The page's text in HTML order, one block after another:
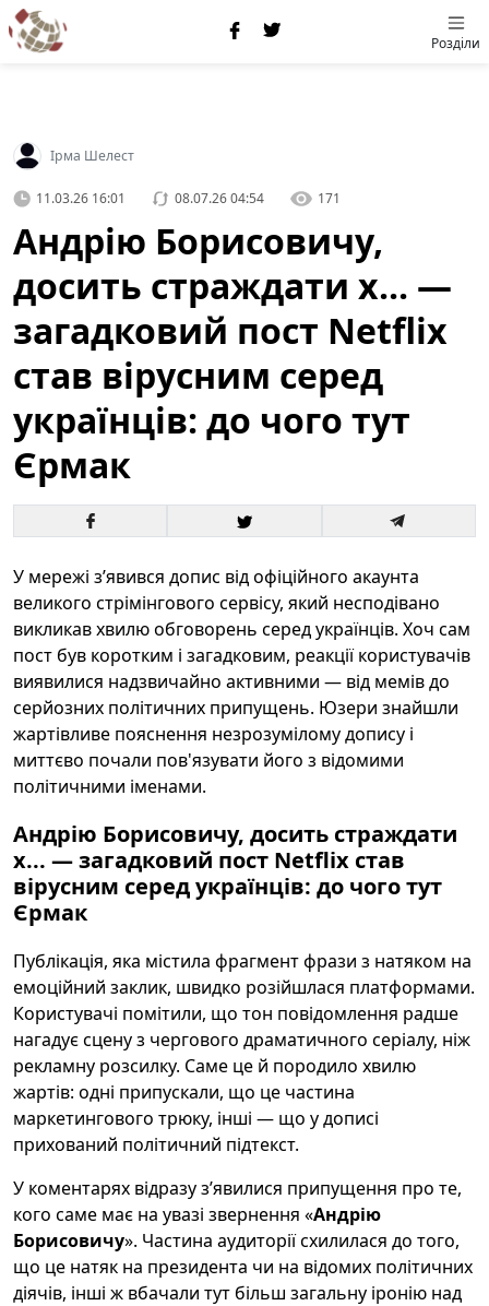
Розділи
Ірма Шелест
11.03.26 16:01 08.07.26 04:54 171
Андрію Борисовичу,
досить страждати х... —
загадковий пост Netflix
став вірусним серед
українців: до чого тут
Єрмак
У мережі з’явився допис від офіційного акаунта
великого стрімінгового сервісу, який несподівано
викликав хвилю обговорень серед українців. Хоч сам
пост був коротким і загадковим, реакції користувачів
виявилися надзвичайно активними — від мемів до
серйозних політичних припущень. Юзери знайшли
жартівливе пояснення незрозумілому допису і
миттєво почали пов'язувати його з відомими
політичними іменами.
Андрію Борисовичу, досить страждати
х... — загадковий пост Netflix став
вірусним серед українців: до чого тут
Єрмак
Публікація, яка містила фрагмент фрази з натяком на
емоційний заклик, швидко розійшлася платформами.
Користувачі помітили, що тон повідомлення радше
нагадує сцену з чергового драматичного серіалу, ніж
рекламну розсилку. Саме це й породило хвилю
жартів: одні припускали, що це частина
маркетингового трюку, інші — що у дописі
прихований політичний підтекст.
У коментарях відразу з’явилися припущення про те,
кого саме має на увазі звернення «Андрію
Борисовичу». Частина аудиторії схилилася до того,
що це натяк на президента чи на відомих політичних
діячів, інші ж вбачали тут більш загальну іронію над